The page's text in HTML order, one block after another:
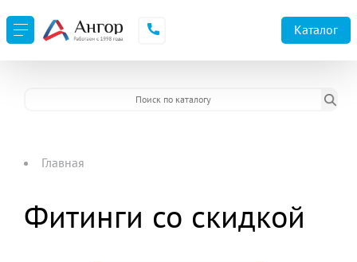
Каталог
Главная
Фитинги со скидкой